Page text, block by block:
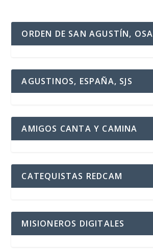
ORDEN DE SAN AGUSTÍN, OSA
AGUSTINOS, ESPAÑA, SJS
AMIGOS CANTA Y CAMINA
CATEQUISTAS REDCAM
MISIONEROS DIGITALES